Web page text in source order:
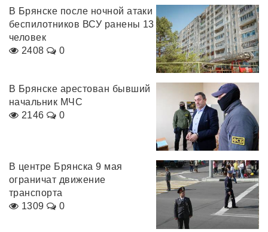
В Брянске после ночной атаки
беспилотников ВСУ ранены 13
человек
2408
0
В Брянске арестован бывший
начальник МЧС
2146
0
В центре Брянска 9 мая
ограничат движение
транспорта
1309
0